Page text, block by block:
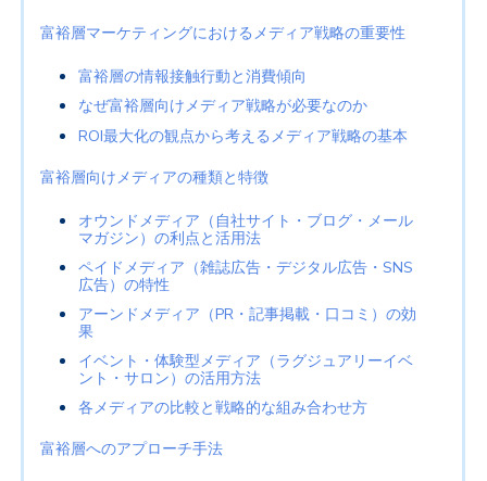
富裕層マーケティングにおけるメディア戦略の重要性
富裕層の情報接触行動と消費傾向
なぜ富裕層向けメディア戦略が必要なのか
ROI最大化の観点から考えるメディア戦略の基本
富裕層向けメディアの種類と特徴
オウンドメディア（自社サイト・ブログ・メール
マガジン）の利点と活用法
ペイドメディア（雑誌広告・デジタル広告・SNS
広告）の特性
アーンドメディア（PR・記事掲載・口コミ）の効
果
イベント・体験型メディア（ラグジュアリーイベ
ント・サロン）の活用方法
各メディアの比較と戦略的な組み合わせ方
富裕層へのアプローチ手法